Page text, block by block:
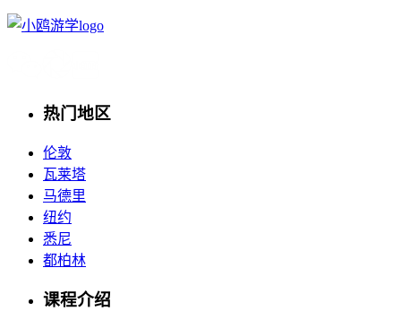
热门地区
伦敦
瓦莱塔
马德里
纽约
悉尼
都柏林
课程介绍